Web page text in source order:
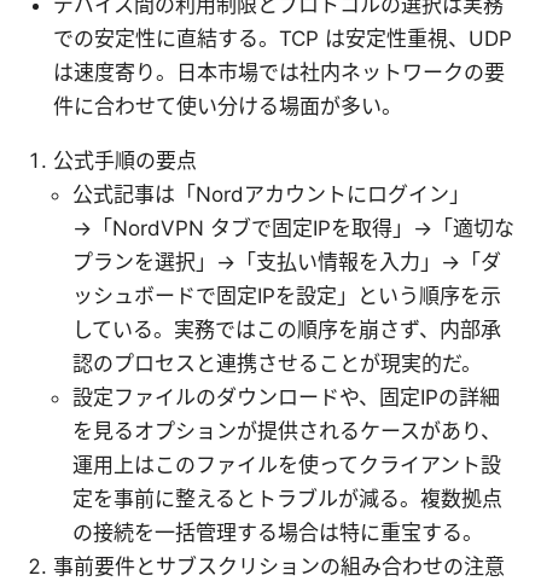
デバイス間の利用制限とプロトコルの選択は実務
での安定性に直結する。TCP は安定性重視、UDP
は速度寄り。日本市場では社内ネットワークの要
件に合わせて使い分ける場面が多い。
公式手順の要点
公式記事は「Nordアカウントにログイン」
→「NordVPN タブで固定IPを取得」→「適切な
プランを選択」→「支払い情報を入力」→「ダ
ッシュボードで固定IPを設定」という順序を示
している。実務ではこの順序を崩さず、内部承
認のプロセスと連携させることが現実的だ。
設定ファイルのダウンロードや、固定IPの詳細
を見るオプションが提供されるケースがあり、
運用上はこのファイルを使ってクライアント設
定を事前に整えるとトラブルが減る。複数拠点
の接続を一括管理する場合は特に重宝する。
事前要件とサブスクリションの組み合わせの注意